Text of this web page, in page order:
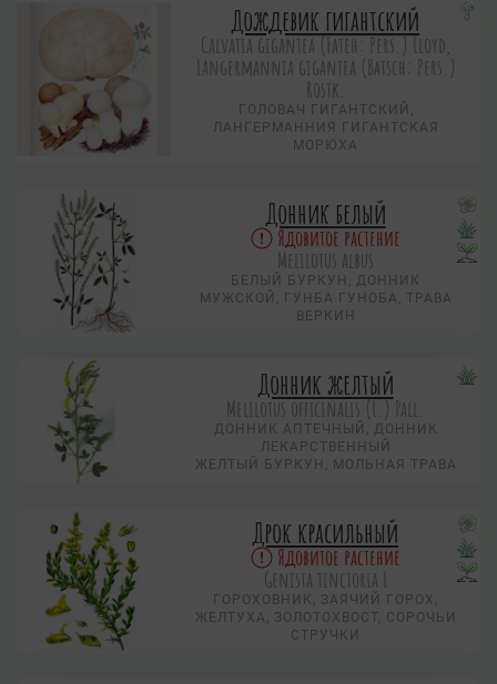
Дождевик гигантский
Calvatia gigantea (Fateh: Pers.) Lloyd,
Langermannia gigantea (Batsch: Pers.)
Rostk.
ГОЛОВАЧ ГИГАНТСКИЙ,
ЛАНГЕРМАННИЯ ГИГАНТСКАЯ
МОРЮХА
Донник белый
Ядовитое растение
Melilotus albus
БЕЛЫЙ БУРКУН, ДОННИК
МУЖСКОЙ, ГУНБА ГУНОБА, ТРАВА
ВЕРКИН
Донник желтый
Melilotus officinalis (L.) Pall.
ДОННИК АПТЕЧНЫЙ, ДОННИК
ЛЕКАРСТВЕННЫЙ
ЖЕЛТЫЙ БУРКУН, МОЛЬНАЯ ТРАВА
Дрок красильный
Ядовитое растение
Genista tinctoria L
ГОРОХОВНИК, ЗАЯЧИЙ ГОРОХ,
ЖЕЛТУХА, ЗОЛОТОХВОСТ, СОРОЧЬИ
СТРУЧКИ